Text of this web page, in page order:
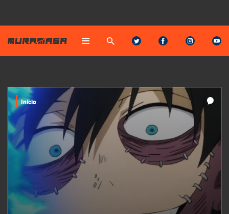
Início